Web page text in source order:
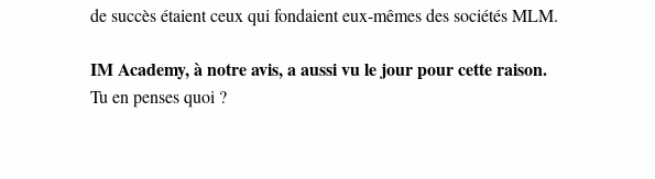
de succès étaient ceux qui fondaient eux-mêmes des sociétés MLM.
IM Academy, à notre avis, a aussi vu le jour pour cette raison.
Tu en penses quoi ?